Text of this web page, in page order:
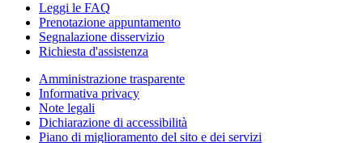
Leggi le FAQ
Prenotazione appuntamento
Segnalazione disservizio
Richiesta d'assistenza
Amministrazione trasparente
Informativa privacy
Note legali
Dichiarazione di accessibilità
Piano di miglioramento del sito e dei servizi